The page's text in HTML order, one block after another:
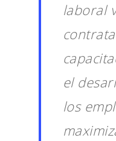
laboral
el
los